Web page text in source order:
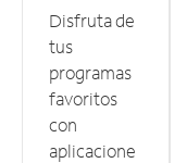
Disfruta de
tus
programas
favoritos
con
aplicacione